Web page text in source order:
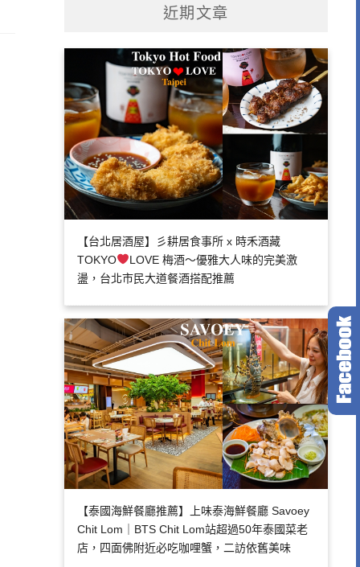
近期文章
【台北居酒屋】彡耕居食事所 x 時禾酒藏
TOKYO
LOVE 梅酒～優雅大人味的完美激
盪，台北市民大道餐酒搭配推薦
【泰國海鮮餐廳推薦】上味泰海鮮餐廳 Savoey
Chit Lom｜BTS Chit Lom站超過50年泰國菜老
店，四面佛附近必吃咖哩蟹，二訪依舊美味